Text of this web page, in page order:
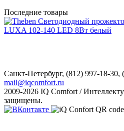
Последние товары
Санкт-Петербург, (812) 997-18-30,
mail@iqcomfort.ru
2009-2026 IQ Comfort /
защищены.